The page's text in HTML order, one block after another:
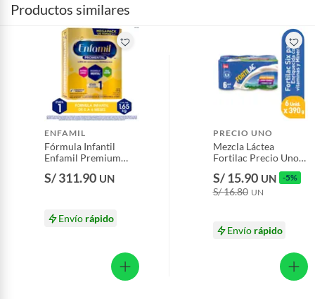
Productos similares
ENFAMIL
Fórmula Infantil
Enfamil Premium
S/ 311.90 UN
Envío rápido
PRECIO UNO
Mezcla Láctea
Fortilac Precio Uno
Sixpack Lata 390 g
S/ 15.90 UN -5%
S/ 16.80 UN
Envío rápido